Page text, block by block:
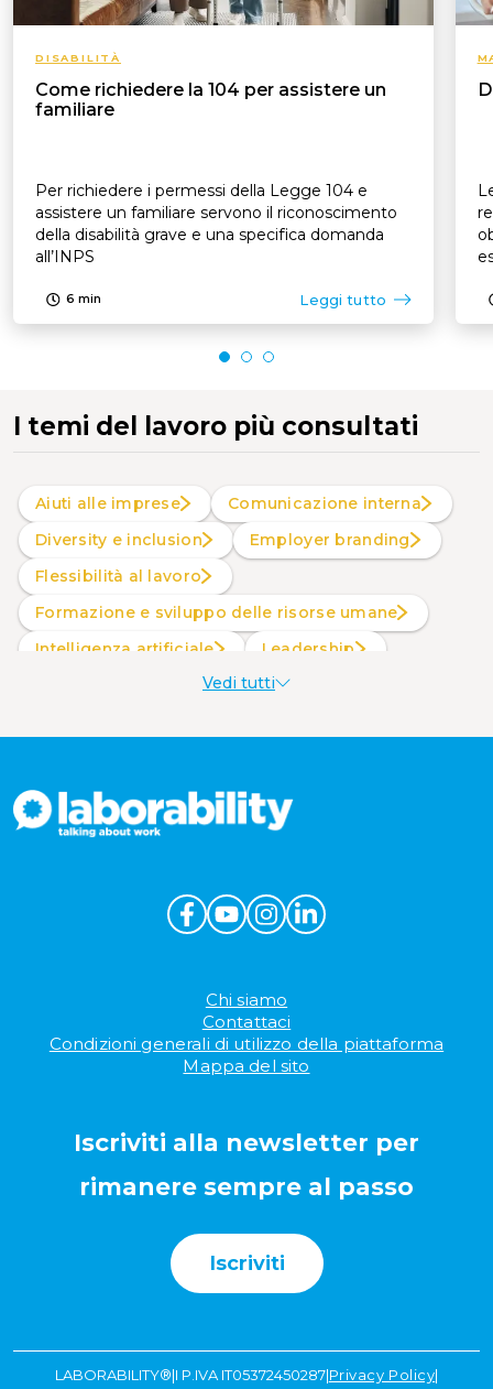
DISABILITÀ
Come richiedere la 104 per assistere un
familiare
Per richiedere i permessi della Legge 104 e
assistere un familiare servono il riconoscimento
della disabilità grave e una specifica domanda
all’INPS
6 min Leggi tutto
I temi del lavoro più consultati
Aiuti alle imprese
Comunicazione interna
Diversity e inclusion
Employer branding
Flessibilità al lavoro
Formazione e sviluppo delle risorse umane
intelligenza artificiale
Leadership
Produttività al lavoroVedi tutti
Chi siamo
Contattaci
Condizioni generali di utilizzo della piattaforma
Mappa del sito
Iscriviti alla newsletter per
rimanere sempre al passo
Iscriviti
LABORABILITY®|I P.IVA IT05372450287|Privacy Policy|